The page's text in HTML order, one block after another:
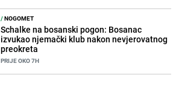
/NOGOMET
Schalke na bosanski pogon: Bosanac
izvukao njemački klub nakon nevjerovatnog
preokreta
PRIJE OKO 7H